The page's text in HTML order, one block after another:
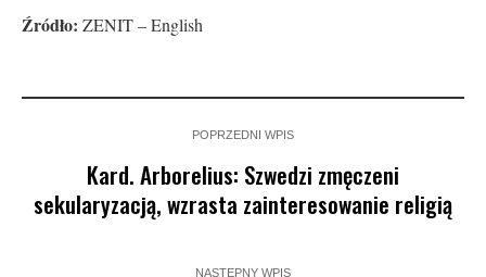
Źródło: ZENIT – English
POPRZEDNI WPIS
Kard. Arborelius: Szwedzi zmęczeni
sekularyzacją, wzrasta zainteresowanie religią
NASTĘPNY WPIS